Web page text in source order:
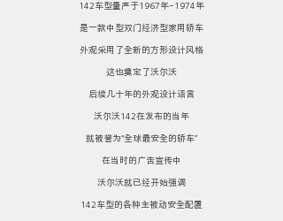
142车型量产于1967年-1974年
是一款中型双门经济型家用轿车
外观采用了全新的方形设计风格
这也奠定了沃尔沃
后续几十年的外观设计语言
沃尔沃142在发布的当年
就被誉为“全球最安全的轿车”
在当时的广告宣传中
沃尔沃就已经开始强调
142车型的各种主被动安全配置